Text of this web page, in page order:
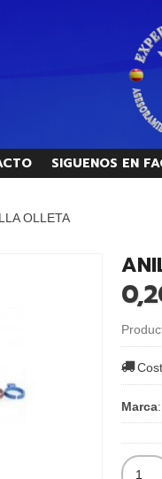
SIGUENOS EN
OLLETA
Marca: